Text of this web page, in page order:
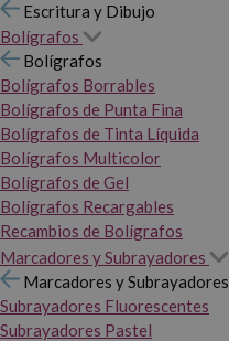
Escritura y Dibujo
Bolígrafos
Bolígrafos
Bolígrafos Borrables
Bolígrafos de Punta Fina
Bolígrafos de Tinta Líquida
Bolígrafos Multicolor
Bolígrafos de Gel
Bolígrafos Recargables
Recambios de Bolígrafos
Marcadores y Subrayadores
Marcadores y Subrayadores
Subrayadores Fluorescentes
Subrayadores Pastel